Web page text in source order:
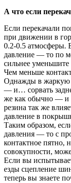
А что если
Если перекачали
при движении в
0.2-0.5 атмосферы.
давление — то по
сильнее
Чем меньше
Однажды в жаркую
— и… сорвать
же как обычно — и
резина так же
давление в
Таким образом,
давления — то с
контактное пятно,
совокупности,
Если вы
езды сцепление
теперь вы знаете